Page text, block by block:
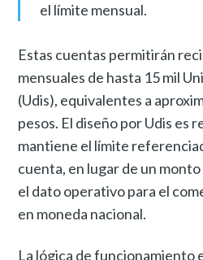
el límite mensual.
Estas cuentas permitirán
mensuales de hasta 15 mil
(Udis), equivalentes a
pesos. El diseño por Udis es
mantiene el límite
cuenta, en lugar de un
el dato operativo para el
en moneda nacional.
La lógica de funcionamiento